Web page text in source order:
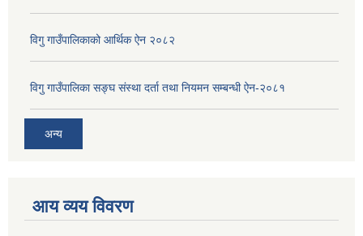
विगु गाउँपालिकाको आर्थिक ऐन २०८२
विगु गाउँपालिका सङ्घ संस्था दर्ता तथा नियमन सम्बन्धी ऐन-२०८१
अन्य
आय व्यय विवरण